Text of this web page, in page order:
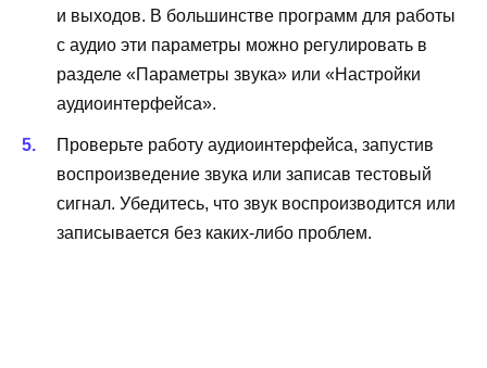
и выходов. В большинстве программ для работы
с аудио эти параметры можно регулировать в
разделе «Параметры звука» или «Настройки
аудиоинтерфейса».
Проверьте работу аудиоинтерфейса, запустив
воспроизведение звука или записав тестовый
сигнал. Убедитесь, что звук воспроизводится или
записывается без каких-либо проблем.